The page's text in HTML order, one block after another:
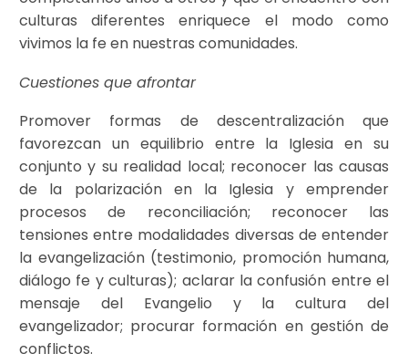
culturas diferentes enriquece el modo como
vivimos la fe en nuestras comunidades.
Cuestiones que afrontar
Promover formas de descentralización que
favorezcan un equilibrio entre la Iglesia en su
conjunto y su realidad local; reconocer las causas
de la polarización en la Iglesia y emprender
procesos de reconciliación; reconocer las
tensiones entre modalidades diversas de entender
la evangelización (testimonio, promoción humana,
diálogo fe y culturas); aclarar la confusión entre el
mensaje del Evangelio y la cultura del
evangelizador; procurar formación en gestión de
conflictos.